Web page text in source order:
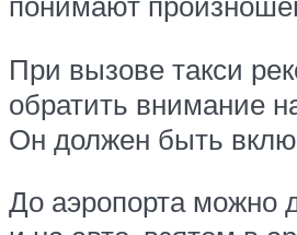
При вызове такси
обратить внимание
Он должен быть
До аэропорта можно